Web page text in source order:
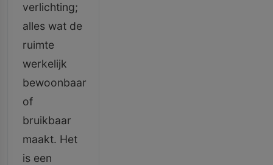
verlichting;
alles wat de
ruimte
werkelijk
bewoonbaar
of
bruikbaar
maakt. Het
is een